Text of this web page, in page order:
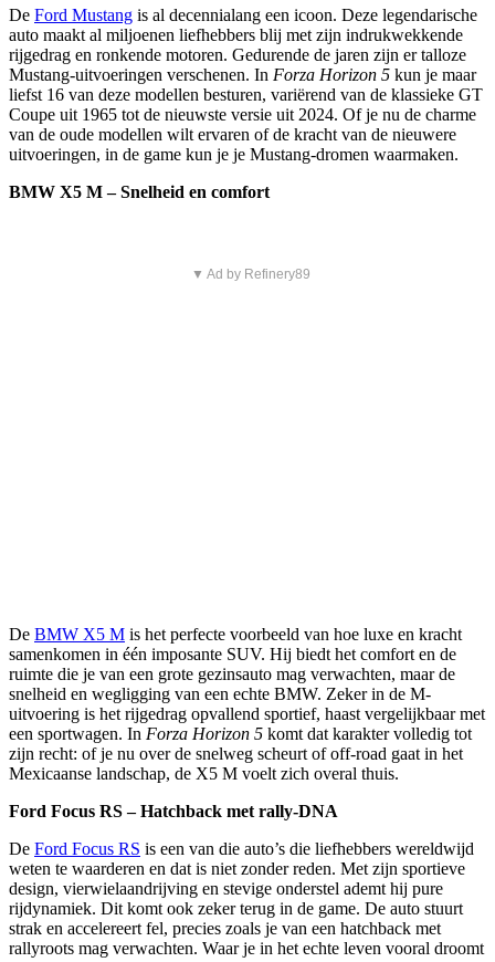
De Ford Mustang is al decennialang een icoon. Deze legendarische
auto maakt al miljoenen liefhebbers blij met zijn indrukwekkende
rijgedrag en ronkende motoren. Gedurende de jaren zijn er talloze
Mustang-uitvoeringen verschenen. In Forza Horizon 5 kun je maar
liefst 16 van deze modellen besturen, variërend van de klassieke GT
Coupe uit 1965 tot de nieuwste versie uit 2024. Of je nu de charme
van de oude modellen wilt ervaren of de kracht van de nieuwere
uitvoeringen, in de game kun je je Mustang-dromen waarmaken.
BMW X5 M – Snelheid en comfort
▼ Ad by Refinery89
De BMW X5 M is het perfecte voorbeeld van hoe luxe en kracht
samenkomen in één imposante SUV. Hij biedt het comfort en de
ruimte die je van een grote gezinsauto mag verwachten, maar de
snelheid en wegligging van een echte BMW. Zeker in de M-
uitvoering is het rijgedrag opvallend sportief, haast vergelijkbaar met
een sportwagen. In Forza Horizon 5 komt dat karakter volledig tot
zijn recht: of je nu over de snelweg scheurt of off-road gaat in het
Mexicaanse landschap, de X5 M voelt zich overal thuis.
Ford Focus RS – Hatchback met rally-DNA
De Ford Focus RS is een van die auto’s die liefhebbers wereldwijd
weten te waarderen en dat is niet zonder reden. Met zijn sportieve
design, vierwielaandrijving en stevige onderstel ademt hij pure
rijdynamiek. Dit komt ook zeker terug in de game. De auto stuurt
strak en accelereert fel, precies zoals je van een hatchback met
rallyroots mag verwachten. Waar je in het echte leven vooral droomt